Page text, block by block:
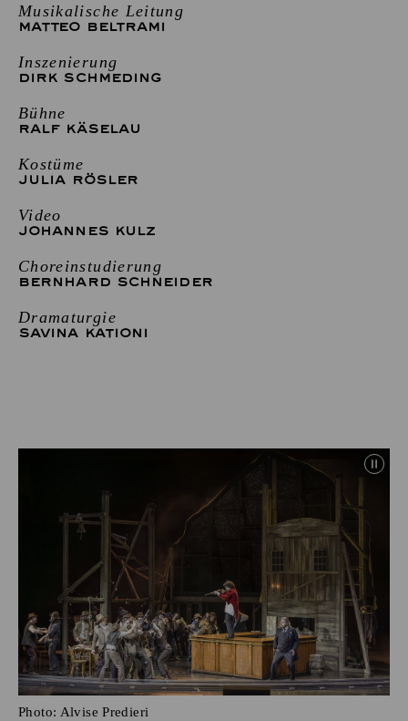
Musikalische Leitung
MATTEO BELTRAMI
Inszenierung
DIRK SCHMEDING
Bühne
RALF KÄSELAU
Kostüme
JULIA RÖSLER
Video
JOHANNES KULZ
Choreinstudierung
BERNHARD SCHNEIDER
Dramaturgie
SAVINA KATIONI
Photo: Alvise Predieri